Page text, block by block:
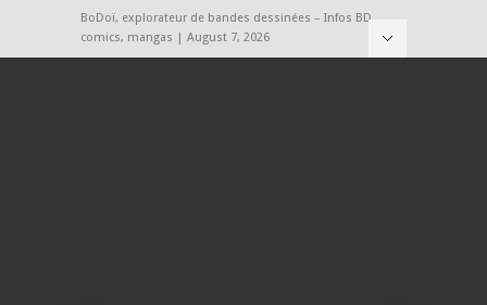
BoDoï, explorateur de bandes dessinées – Infos BD,
comics, mangas | August 7, 2026